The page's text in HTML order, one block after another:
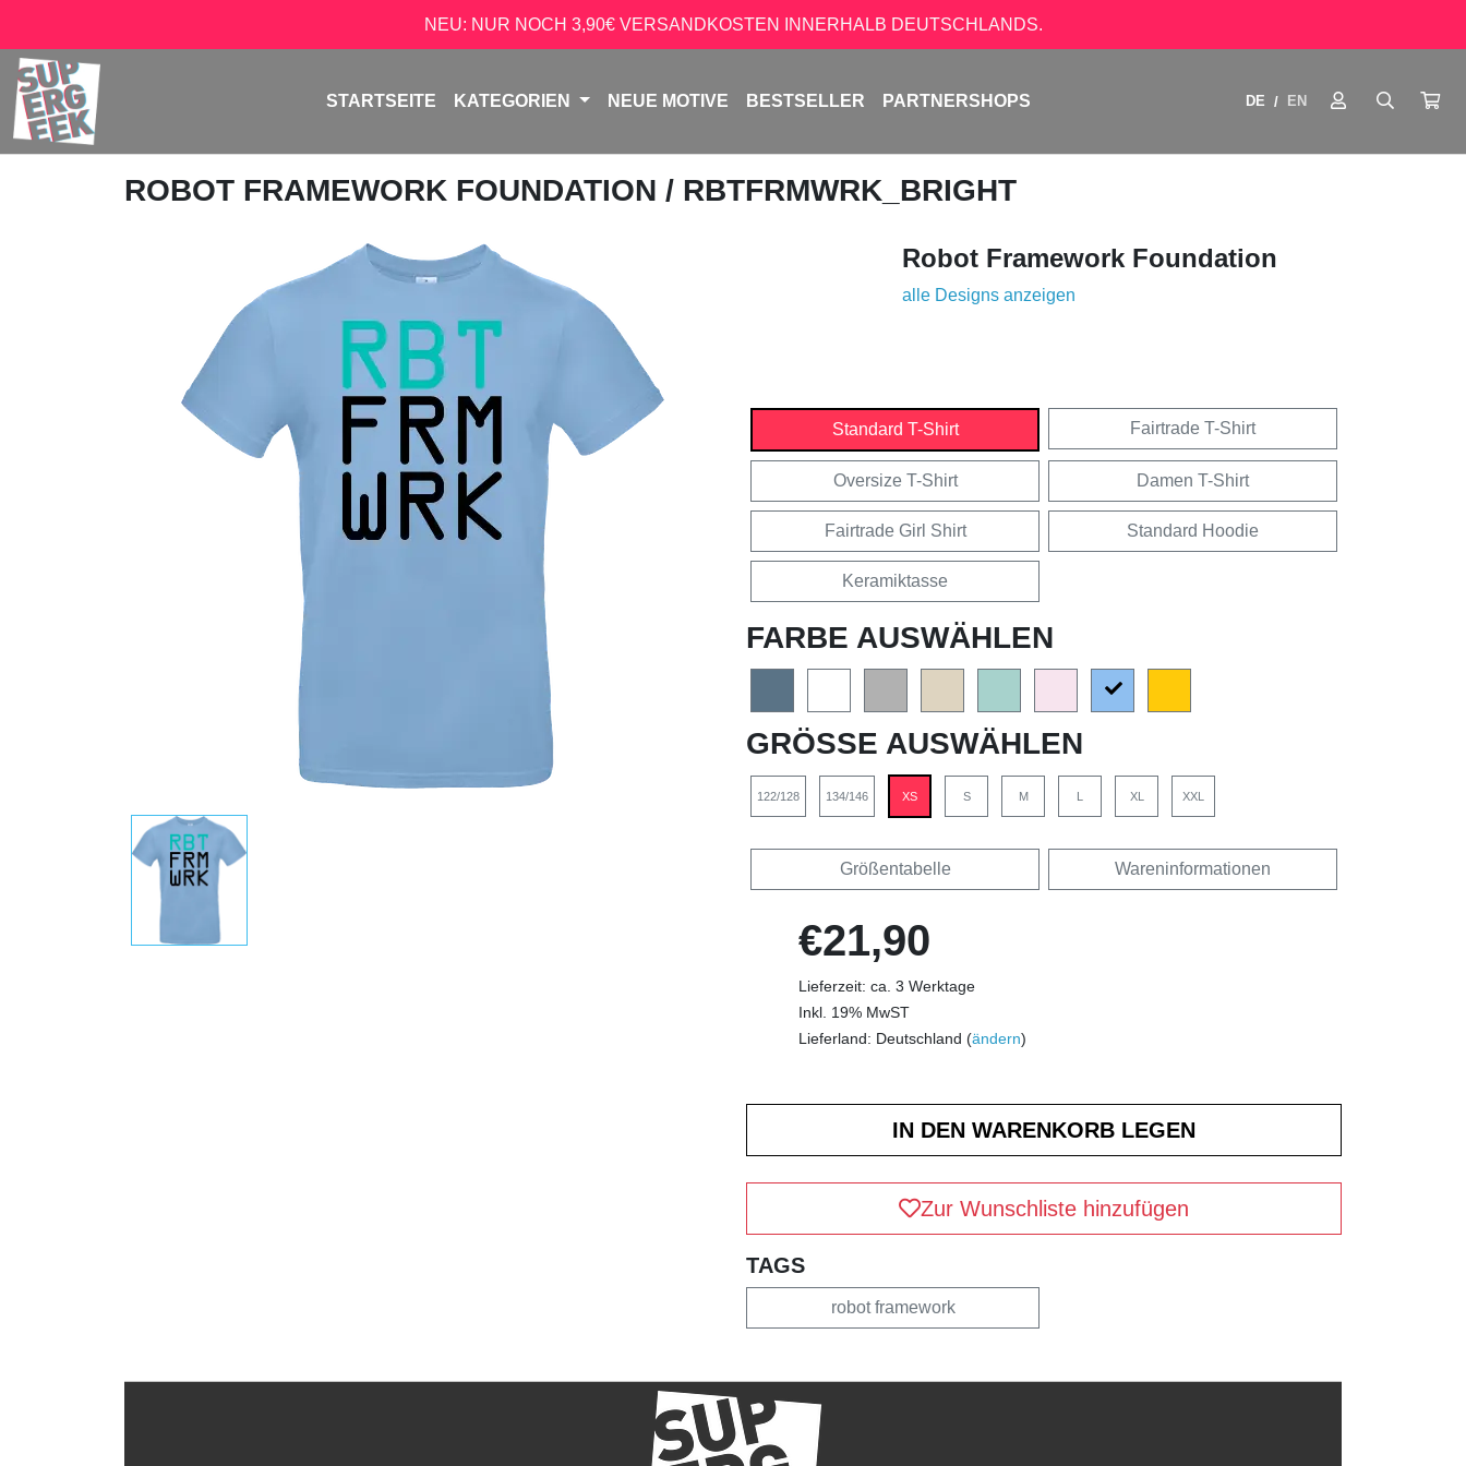
NEU: NUR NOCH 3,90€ VERSANDKOSTEN INNERHALB DEUTSCHLANDS.
STARTSEITE KATEGORIEN NEUE MOTIVE BESTSELLER PARTNERSHOPS DE / EN
ROBOT FRAMEWORK FOUNDATION / RBTFRMWRK_BRIGHT
Robot Framework Foundation
alle Designs anzeigen
Standard T-Shirt Fairtrade T-Shirt
Oversize T-Shirt Damen T-Shirt
Fairtrade Girl Shirt Standard Hoodie
Keramiktasse
FARBE AUSWÄHLEN
GRÖSSE AUSWÄHLEN
122/128 134/146 XS S M L XL XXL
Größentabelle Wareninformationen
€21,90
Lieferzeit: ca. 3 Werktage
Inkl. 19% MwST
Lieferland: Deutschland (ändern)
Zur Wunschliste hinzufügen
TAGS
robot framework